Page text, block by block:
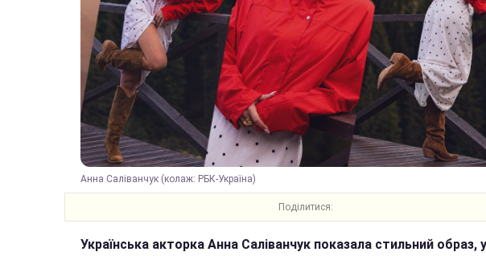
Анна Саліванчук (колаж: РБК-Україна)
Поділитися:
Українська акторка Анна Саліванчук показала стильний образ,